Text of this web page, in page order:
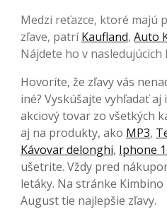
Medzi reťazce, ktoré majú
zľave, patríKaufland, Auto
Nájdete ho v nasledujúcich
Hovoríte, že zľavy vás
iné? Vyskúšajte vyhľadať
akciový tovar zo všetkých
aj na produkty, ako MP3,
Kávovar delonghi, Iphone
ušetrite. Vždy pred
letáky. Na stránke Kimbino
August tie najlepšie zľavy.